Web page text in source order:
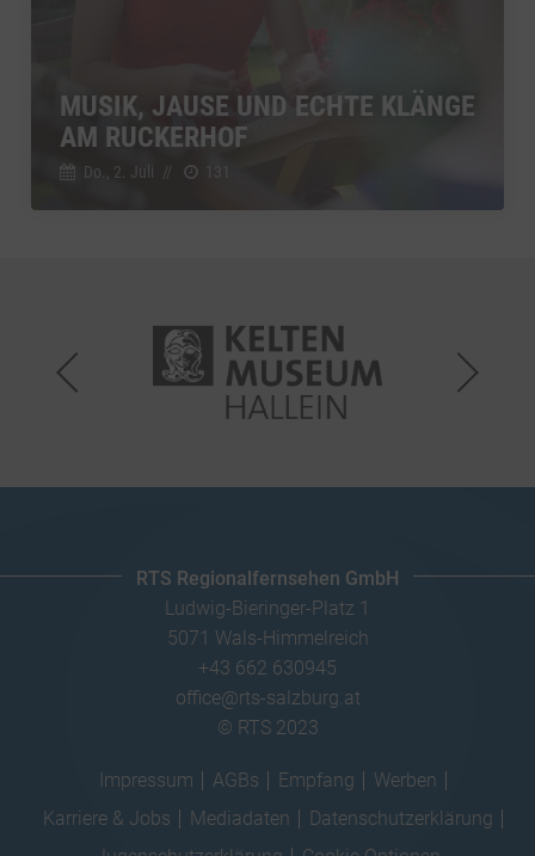
MUSIK, JAUSE UND ECHTE KLÄNGE
AM RUCKERHOF
Do., 2. Juli //
RTS Regionalfernsehen GmbH
Ludwig-Bieringer-Platz 1
5071 Wals-Himmelreich
+43 662 630945
office@rts-salzburg.at
© RTS 2023
Impressum AGBs Empfang
Werben
Karriere & Jobs
Mediadaten
Datenschutzerklärung